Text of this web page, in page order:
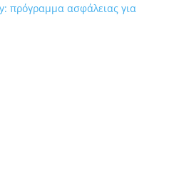
πρόγραμμα ασφάλειας για